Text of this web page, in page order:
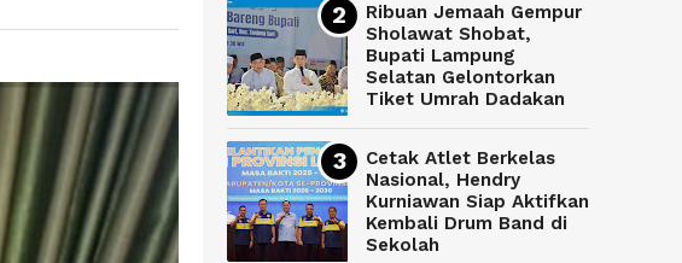
Ribuan Jemaah Gempur
Sholawat Shobat,
Bupati Lampung
Selatan Gelontorkan
Tiket Umrah Dadakan
Cetak Atlet Berkelas
Nasional, Hendry
Kurniawan Siap Aktifkan
Kembali Drum Band di
Sekolah